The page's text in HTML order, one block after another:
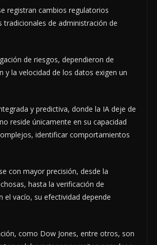
registran cambios regulatorios
de administración de
de riesgos, dependieron de
la velocidad de los datos exigen un
y predictiva, donde la IA deje de
reside únicamente en su capacidad
identificar comportamientos
con mayor precisión, desde la
hasta la verificación de
vacío, su efectividad depende
como Dow Jones, entre otros, son